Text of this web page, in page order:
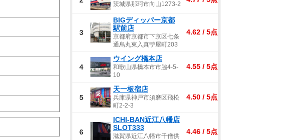
茨城県那珂市向山1273-2
3
BIGディッパー京都
駅前店
京都府京都市下京区七条
通烏丸東入真苧屋町203
4.62 / 5点
4
ウイング橋本店
和歌山県橋本市市脇4-5-
10
4.55 / 5点
5
天一板宿店
兵庫県神戸市須磨区飛松
町2-2-3
4.50 / 5点
6
ICHI-BAN近江八幡店
SLOT333
滋賀県近江八幡市千僧供
4.46 / 5点